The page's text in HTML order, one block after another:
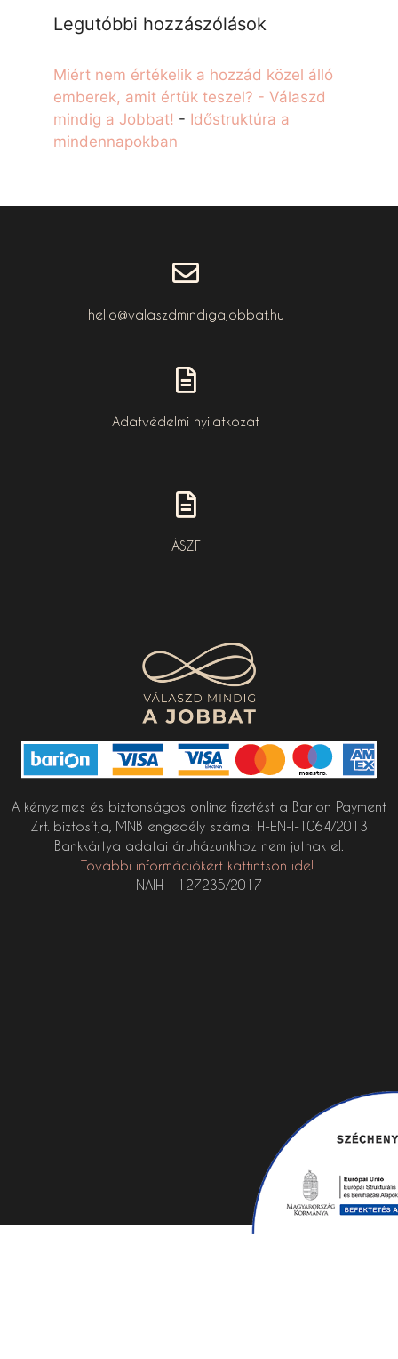
Legutóbbi hozzászólások
Miért nem értékelik a hozzád közel álló
emberek, amit értük teszel? - Válaszd
mindig a Jobbat! - Időstruktúra a
mindennapokban
hello@valaszdmindigajobbat.hu
Adatvédelmi nyilatkozat
ÁSZF
A kényelmes és biztonságos online fizetést a Barion Payment
Zrt. biztosítja, MNB engedély száma: H-EN-I-1064/2013
Bankkártya adatai áruházunkhoz nem jutnak el.
További információkért kattintson ide!
NAIH – 127235/2017